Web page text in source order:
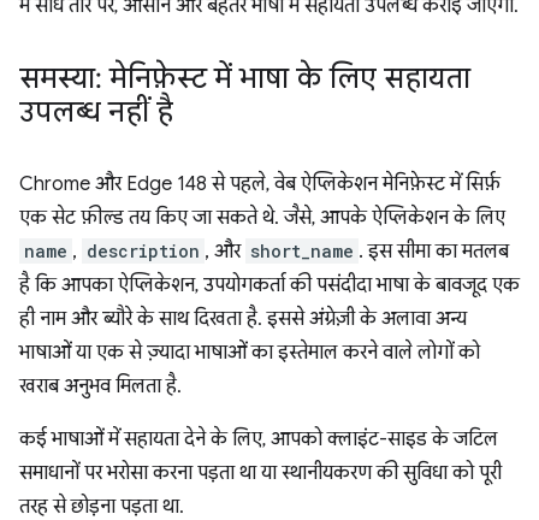
में सीधे तौर पर, आसान और बेहतर भाषा में सहायता उपलब्ध कराई जाएगी.
समस्या: मेनिफ़ेस्ट में भाषा के लिए सहायता
उपलब्ध नहीं है
Chrome और Edge 148 से पहले, वेब ऐप्लिकेशन मेनिफ़ेस्ट में सिर्फ़
एक सेट फ़ील्ड तय किए जा सकते थे. जैसे, आपके ऐप्लिकेशन के लिए
name , description , और short_name . इस सीमा का मतलब
है कि आपका ऐप्लिकेशन, उपयोगकर्ता की पसंदीदा भाषा के बावजूद एक
ही नाम और ब्यौरे के साथ दिखता है. इससे अंग्रेज़ी के अलावा अन्य
भाषाओं या एक से ज़्यादा भाषाओं का इस्तेमाल करने वाले लोगों को
खराब अनुभव मिलता है.
कई भाषाओं में सहायता देने के लिए, आपको क्लाइंट-साइड के जटिल
समाधानों पर भरोसा करना पड़ता था या स्थानीयकरण की सुविधा को पूरी
तरह से छोड़ना पड़ता था.